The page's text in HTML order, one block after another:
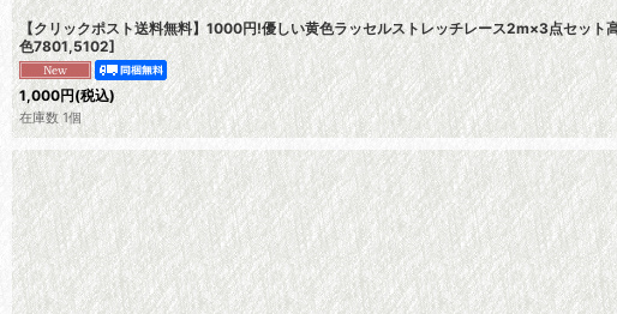
【クリックポスト送料無料】1000円!優しい黄色ラッセルストレッチレース2m×3点セット
色7801,5102]
1,000円(税込)
在庫数 1個